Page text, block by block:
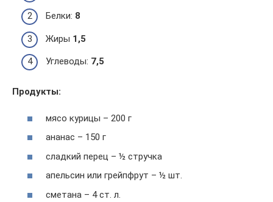
Белки: 8
Жиры 1,5
Углеводы: 7,5
Продукты:
мясо курицы – 200 г
ананас – 150 г
сладкий перец – ½ стручка
апельсин или грейпфрут – ½ шт.
сметана – 4 ст. л.